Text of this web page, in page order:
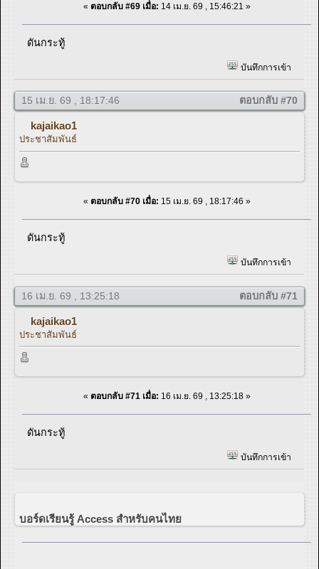
« ตอบกลับ #69 เมื่อ: 14 เม.ย. 69 , 15:46:21 »
ดันกระทู้
บันทึกการเข้า
15 เม.ย. 69 , 18:17:46 ตอบกลับ #70
kajaikao1
ประชาสัมพันธ์
« ตอบกลับ #70 เมื่อ: 15 เม.ย. 69 , 18:17:46 »
ดันกระทู้
บันทึกการเข้า
16 เม.ย. 69 , 13:25:18 ตอบกลับ #71
kajaikao1
ประชาสัมพันธ์
« ตอบกลับ #71 เมื่อ: 16 เม.ย. 69 , 13:25:18 »
ดันกระทู้
บันทึกการเข้า
บอร์ดเรียนรู้ Access สำหรับคนไทย